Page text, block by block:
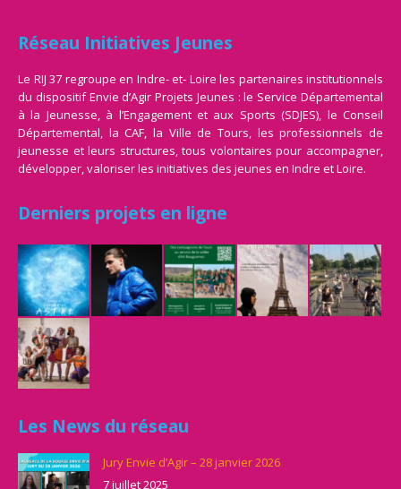
Réseau Initiatives Jeunes
Le RIJ 37 regroupe en Indre- et- Loire les partenaires institutionnels
du dispositif Envie d’Agir Projets Jeunes : le Service Départemental
à la Jeunesse, à l’Engagement et aux Sports (SDJES), le Conseil
Départemental, la CAF, la Ville de Tours, les professionnels de
jeunesse et leurs structures, tous volontaires pour accompagner,
développer, valoriser les initiatives des jeunes en Indre et Loire.
Derniers projets en ligne
Les News du réseau
Jury Envie d’Agir – 28 janvier 2026
7 juillet 2025